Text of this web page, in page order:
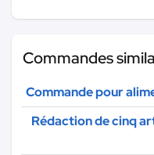
Commandes
Commande pour
Rédaction de cinq